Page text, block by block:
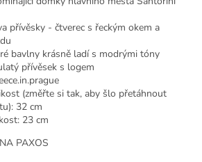
přívěsky - čtverec s řeckým okem a
bavlny krásně ladí s modrými tóny
přívěsek s logem
(změřte si tak, aby šlo přetáhnout
32 cm
23 cm
PAXOS